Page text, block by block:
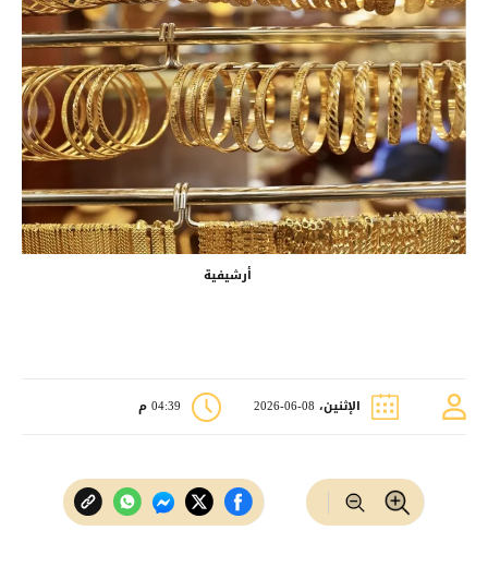
أرشيفية
الإثنين، 08-06-2026 04:39 م